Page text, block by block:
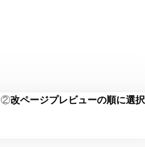
②改ページプレビューの順に選択